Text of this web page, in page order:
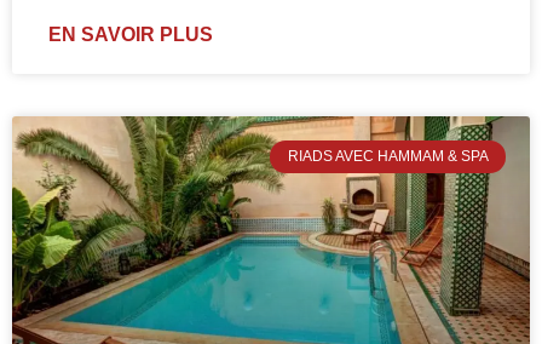
EN SAVOIR PLUS
RIADS AVEC HAMMAM & SPA